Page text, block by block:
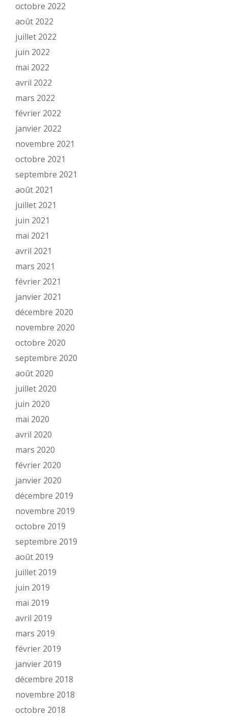
octobre 2022
août 2022
juillet 2022
juin 2022
mai 2022
avril 2022
mars 2022
février 2022
janvier 2022
novembre 2021
octobre 2021
septembre 2021
août 2021
juillet 2021
juin 2021
mai 2021
avril 2021
mars 2021
février 2021
janvier 2021
décembre 2020
novembre 2020
octobre 2020
septembre 2020
août 2020
juillet 2020
juin 2020
mai 2020
avril 2020
mars 2020
février 2020
janvier 2020
décembre 2019
novembre 2019
octobre 2019
septembre 2019
août 2019
juillet 2019
juin 2019
mai 2019
avril 2019
mars 2019
février 2019
janvier 2019
décembre 2018
novembre 2018
octobre 2018